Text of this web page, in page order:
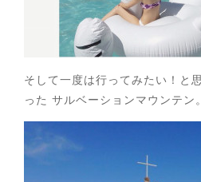
そして一度は行ってみたい！と
った サルベーションマウンテン。